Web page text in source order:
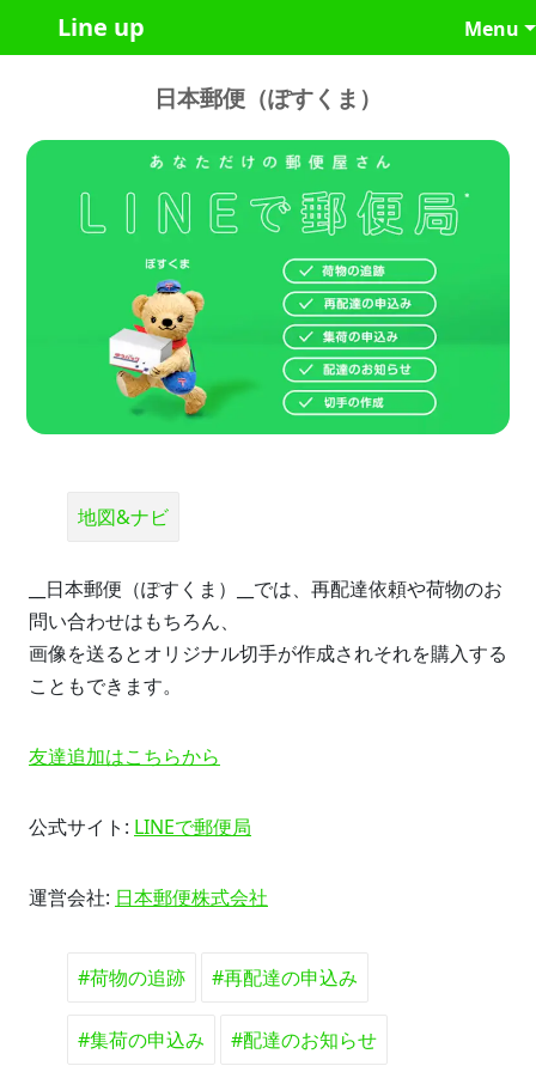
Line up Menu
日本郵便（ぽすくま）
地図&ナビ
__日本郵便（ぽすくま）__では、再配達依頼や荷物のお
問い合わせはもちろん、
画像を送るとオリジナル切手が作成されそれを購入する
こともできます。
友達追加はこちらから
公式サイト: LINEで郵便局
運営会社: 日本郵便株式会社
#荷物の追跡 #再配達の申込み
#集荷の申込み #配達のお知らせ